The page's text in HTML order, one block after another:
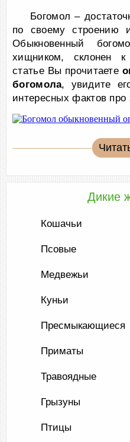
Богомол –
по своему строению
Обыкновенный
хищником, склонен
статье Вы прочитаете
богомола, увидите
интересных фактов про
Дикие
Кошачьи
Псовые
Медвежьи
Куньи
Пресмыкающиеся
Приматы
Травоядные
Грызуны
Птицы